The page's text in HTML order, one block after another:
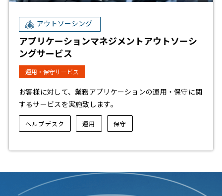
アウトソーシング
アプリケーションマネジメントアウトソーシ
ングサービス
運用・保守サービス
お客様に対して、業務アプリケーションの運用・保守に関
するサービスを実施致します。
ヘルプデスク 運用 保守